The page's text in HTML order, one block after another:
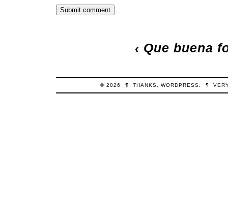
‹ Que buena
© 2026 ¶ THANKS, WORDPRESS ¶